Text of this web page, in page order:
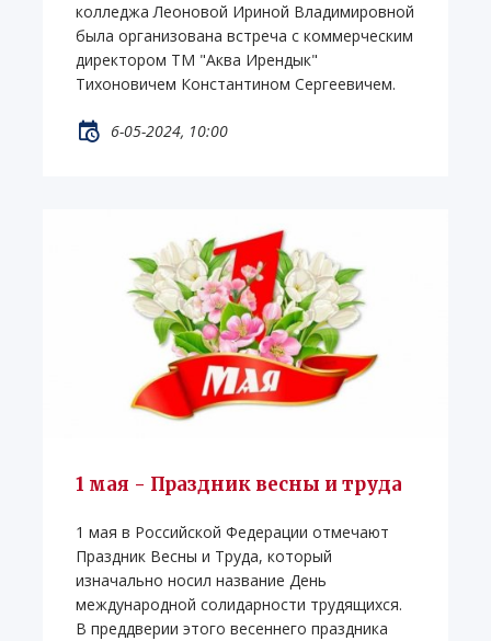
колледжа Леоновой Ириной Владимировной
была организована встреча с коммерческим
директором ТМ "Аква Ирендык"
Тихоновичем Константином Сергеевичем.
6-05-2024, 10:00
1 мая - Праздник весны и труда
1 мая в Российской Федерации отмечают
Праздник Весны и Труда, который
изначально носил название День
международной солидарности трудящихся.
В преддверии этого весеннего праздника